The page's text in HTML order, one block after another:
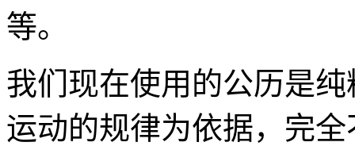
等。
我们现在使用的公历是
运动的规律为依据，完